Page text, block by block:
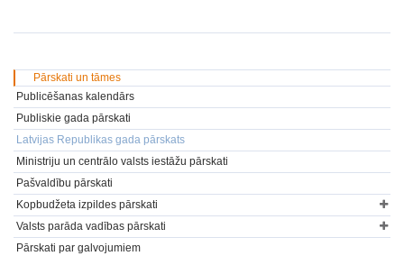
Pārskati un tāmes
Publicēšanas kalendārs
Publiskie gada pārskati
Latvijas Republikas gada pārskats
Ministriju un centrālo valsts iestāžu pārskati
Pašvaldību pārskati
Kopbudžeta izpildes pārskati
Valsts parāda vadības pārskati
Pārskati par galvojumiem